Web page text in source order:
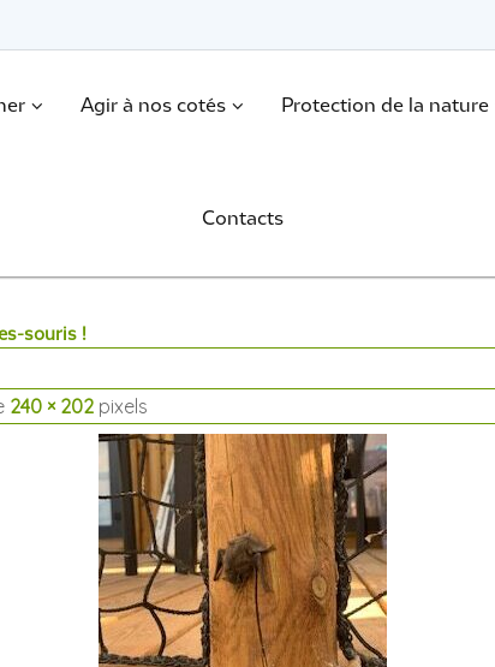
Agir à nos cotés Protection de la nature
Contacts
souris !
240 × 202pixels